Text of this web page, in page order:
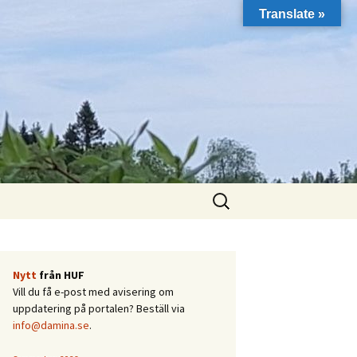
Sök
efter:
Nytt från HUF
Vill du få e-post med avisering om
uppdatering på portalen? Beställ via
info@damina.se.
Translate »